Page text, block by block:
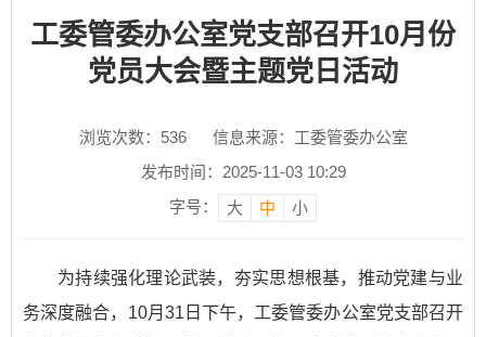
工委管委办公室党支部召开10月份
党员大会暨主题党日活动
浏览次数： 536
信息来源：工委管委办公室
发布时间：2025-11-03 10:29
字号：
大 中 小
为持续强化理论武装，夯实思想根基，推动党建与业
务深度融合，10月31日下午，工委管委办公室党支部召开